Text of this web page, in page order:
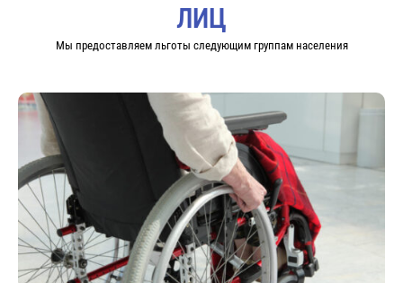
ЛИЦ
Мы предоставляем льготы следующим группам населения